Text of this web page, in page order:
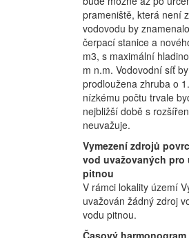
prameniště, která není
vodovodu by
čerpací stanice a
m3, s maximální
m n.m. Vodovodní síť
prodloužena zhruba o
nízkému počtu trvale
nejbližší době s
neuvažuje.
Vymezení zdrojů
vod uvažovaných
pitnou
V rámci lokality území
uvažován žádný zdroj
vodu pitnou.
Časový harmonogram